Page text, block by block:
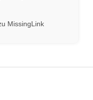
MissingLink